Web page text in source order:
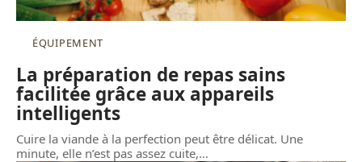
ÉQUIPEMENT
La préparation de repas sains
facilitée grâce aux appareils
intelligents
Cuire la viande à la perfection peut être délicat. Une
minute, elle n’est pas assez cuite,…